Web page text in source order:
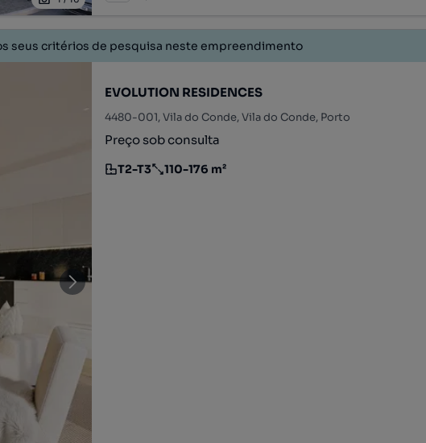
seus critérios de pesquisa neste empreendimento
EVOLUTION RESIDENCES
4480-001, Vila do Conde, Vila do Conde, Porto
Preço sob consulta
Tipologia
T2-T3
Preço por metro quadrado
110-176 m²